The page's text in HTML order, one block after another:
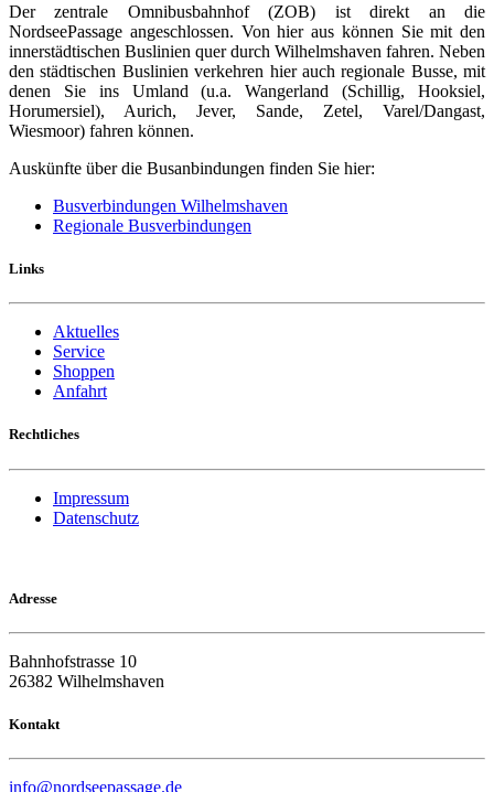
Der zentrale Omnibusbahnhof (ZOB) ist direkt an die
NordseePassage angeschlossen. Von hier aus können Sie mit den
innerstädtischen Buslinien quer durch Wilhelmshaven fahren. Neben
den städtischen Buslinien verkehren hier auch regionale Busse, mit
denen Sie ins Umland (u.a. Wangerland (Schillig, Hooksiel,
Horumersiel), Aurich, Jever, Sande, Zetel, Varel/Dangast,
Wiesmoor) fahren können.
Auskünfte über die Busanbindungen finden Sie hier:
Busverbindungen Wilhelmshaven
Regionale Busverbindungen
Links
Aktuelles
Service
Shoppen
Anfahrt
Rechtliches
Impressum
Datenschutz
Adresse
Bahnhofstrasse 10
26382 Wilhelmshaven
Kontakt
info@nordseepassage.de